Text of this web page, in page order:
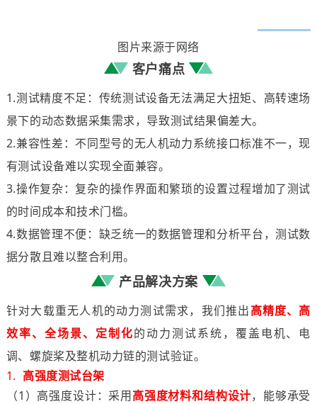
图片来源于网络
客户痛点
1.测试精度不足：传统测试设备无法满足大扭矩、高转速场
景下的动态数据采集需求，导致测试结果偏差大。
2.兼容性差：不同型号的无人机动力系统接口标准不一，现
有测试设备难以实现全面兼容。
3.操作复杂：复杂的操作界面和繁琐的设置过程增加了测试
的时间成本和技术门槛。
4.数据管理不便：缺乏统一的数据管理和分析平台，测试数
据分散且难以整合利用。
产品解决方案
针对大载重无人机的动力测试需求，我们推出高精度、高
效率、全场景、定制化的动力测试系统，覆盖电机、电
调、螺旋桨及整机动力链的测试验证。
1. 高强度测试台架
（1）高强度设计：采用高强度材料和结构设计，能够承受